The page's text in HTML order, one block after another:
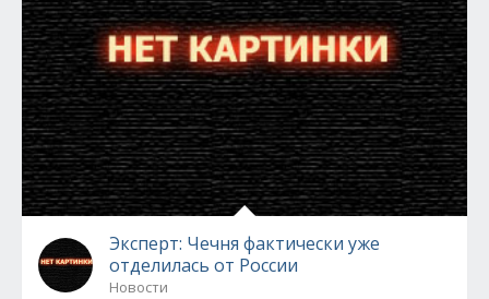
Эксперт: Чечня фактически уже
отделилась от России
Новости